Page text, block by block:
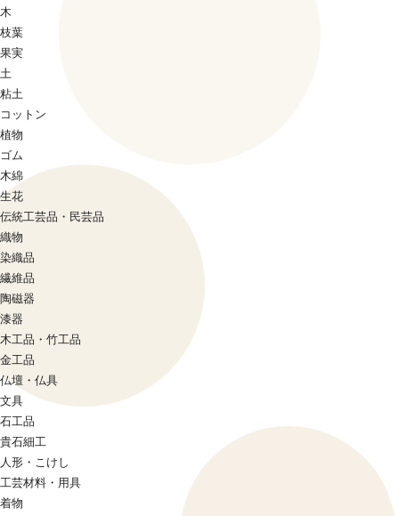
木
枝葉
果実
土
粘土
コットン
植物
ゴム
木綿
生花
伝統工芸品・民芸品
織物
染織品
繊維品
陶磁器
漆器
木工品・竹工品
金工品
仏壇・仏具
文具
石工品
貴石細工
人形・こけし
工芸材料・用具
着物